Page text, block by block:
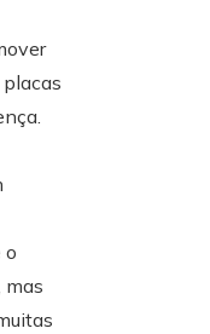
o
mas